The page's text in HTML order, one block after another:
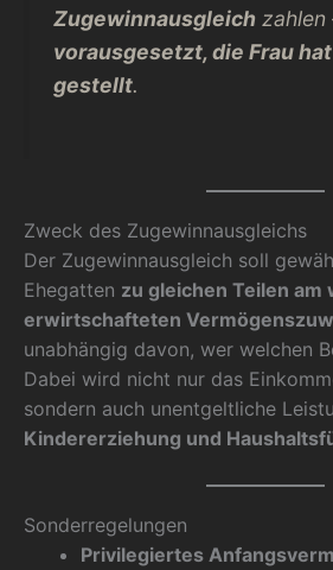
Zugewinnausgleich zahlen
vorausgesetzt, die Frau
gestellt.
Zweck des Zugewinnausgleichs
Der Zugewinnausgleich soll
Ehegatten zu gleichen Teilen am
erwirtschafteten
unabhängig davon, wer welchen
Dabei wird nicht nur das
sondern auch unentgeltliche
Kindererziehung und
Sonderregelungen
Privilegiertes